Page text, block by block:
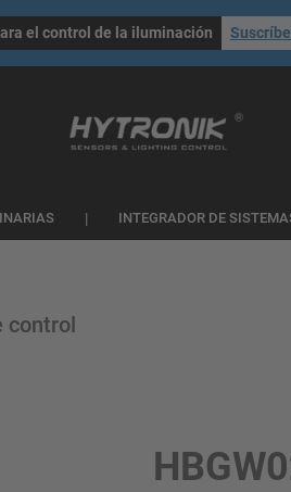
el control de la iluminación
INTEGRADOR DE
control